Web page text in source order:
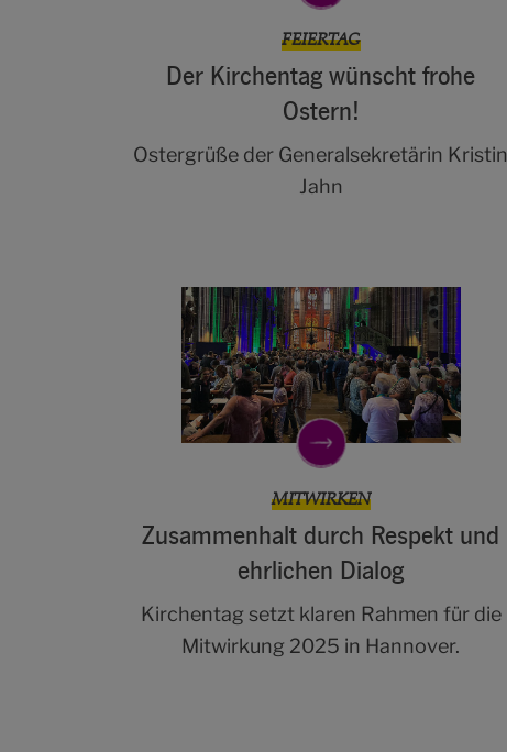
FEIERTAG
Der Kirchentag wünscht frohe
Ostern!
Ostergrüße der Generalsekretärin Kristin
Jahn
MITWIRKEN
Zusammenhalt durch Respekt und
ehrlichen Dialog
Kirchentag setzt klaren Rahmen für die
Mitwirkung 2025 in Hannover.